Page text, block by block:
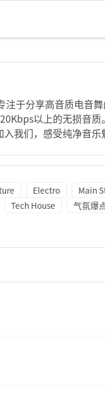
注于分享高音质电音
以上的无损音
我们，感受纯净音乐
Electro Main
Tech House 气氛爆